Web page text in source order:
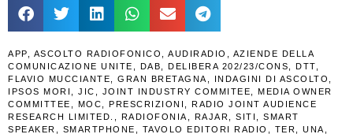
APP, ASCOLTO RADIOFONICO , AUDIRADIO , AZIENDE DELLA
COMUNICAZIONE UNITE , DAB, DELIBERA 202/23/CONS, DTT,
FLAVIO MUCCIANTE, GRAN BRETAGNA, INDAGINI DI ASCOLTO ,
IPSOS MORI , JIC , JOINT INDUSTRY COMMITEE, MEDIA OWNER
COMMITTEE , MOC, PRESCRIZIONI ,
RADIO JOINT AUDIENCE
RESEARCH LIMITED. , RADIOFONIA, RAJAR, SITI , SMART
SPEAKER , SMARTPHONE , TAVOLO EDITORI RADIO , TER, UNA,